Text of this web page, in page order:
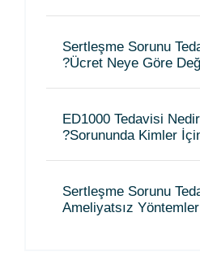
Sertleşme
Ücret Neye Göre
ED1000 Tedavisi
Sorununda
Sertleşme
Ameliyatsız